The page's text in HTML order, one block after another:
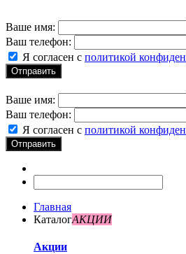
Ваше имя:
Ваш телефон:
Я согласен с политикой
Отправить
Ваше имя:
Ваш телефон:
Я согласен с политикой
Отправить
Главная
КаталогАКЦИИ
Акции